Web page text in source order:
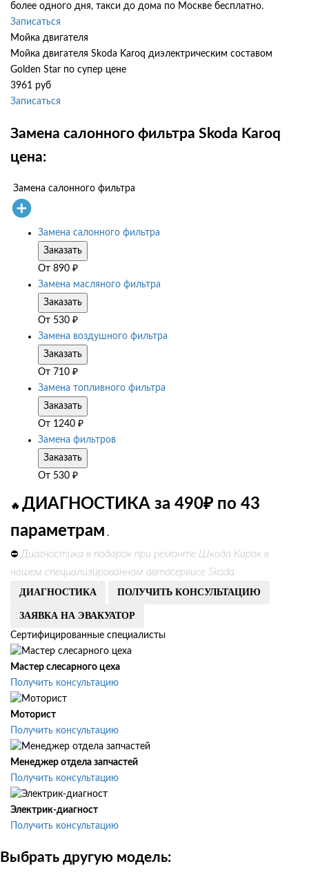
более одного дня, такси до дома по Москве бесплатно.
Записаться
Мойка двигателя
Мойка двигателя Skoda Karoq диэлектрическим составом
Golden Star по супер цене
3961 руб
Записаться
Замена салонного фильтра Skoda Karoq
цена:
Замена салонного фильтра
Замена салонного фильтра
Заказать
От 890 ₽
Замена масляного фильтра
Заказать
От 530 ₽
Замена воздушного фильтра
Заказать
От 710 ₽
Замена топливного фильтра
Заказать
От 1240 ₽
Замена фильтров
Заказать
От 530 ₽
🔥 ДИАГНОСТИКА за 490₽ по 43
параметрам .
⛔ Диагностика в подарок при ремонте Шкода Карок в
нашем специализированном автосервисе Skoda
ДИАГНОСТИКА ПОЛУЧИТЬ КОНСУЛЬТАЦИЮ
ЗАЯВКА НА ЭВАКУАТОР
Сертифицированные специалисты
Мастер слесарного цеха
Получить консультацию
Моторист
Получить консультацию
Менеджер отдела запчастей
Получить консультацию
Электрик-диагност
Получить консультацию
Выбрать другую модель: